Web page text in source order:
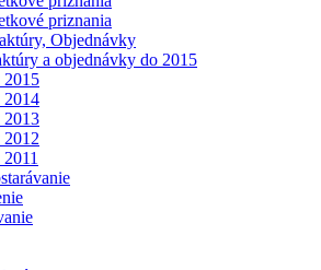
priznania
Objednávky
a objednávky do 2015
2015
2014
2013